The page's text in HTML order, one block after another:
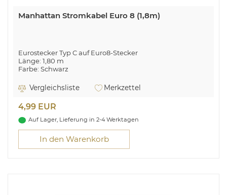
Manhattan Stromkabel Euro 8 (1,8m)
Eurostecker Typ C auf Euro8-Stecker
Länge: 1,80 m
Farbe: Schwarz
Manhattan Stromkabel, CEE 7/16-Stecker auf C7-Buchse
("Euro 8"), 1,8 m, schwarz. Kabellänge: 1,8 m, Anschluss 1:
Vergleichsliste Merkzettel
4,99 EUR
Auf Lager, Lieferung in 2-4 Werktagen
In den Warenkorb